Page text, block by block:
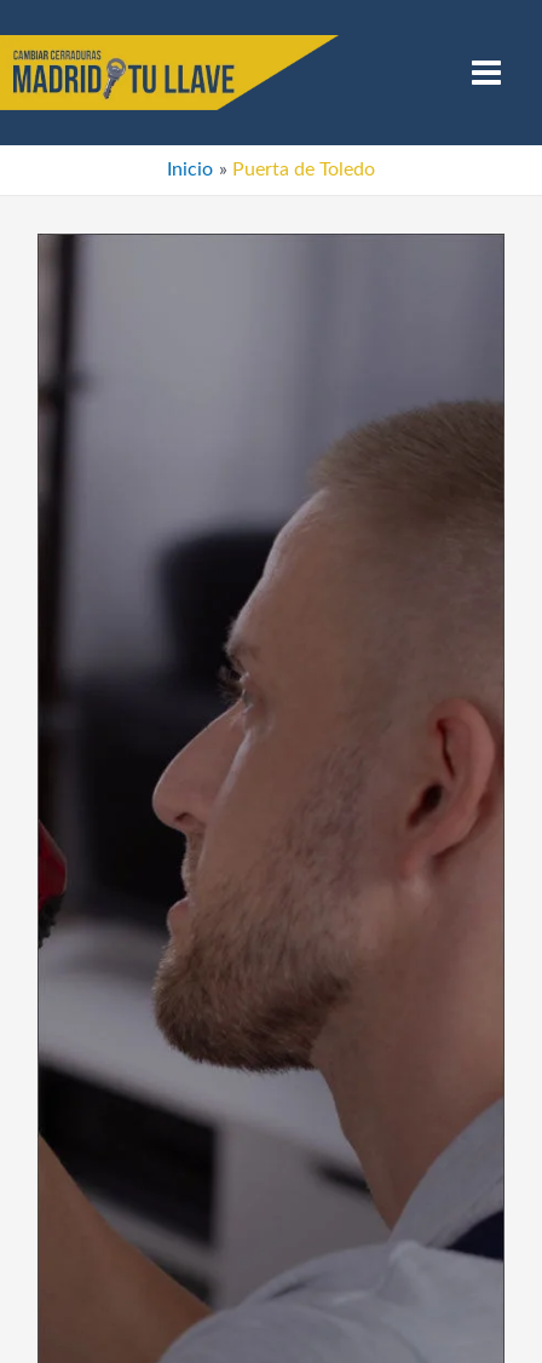
contenido
Menu
Inicio Puerta de Toledo